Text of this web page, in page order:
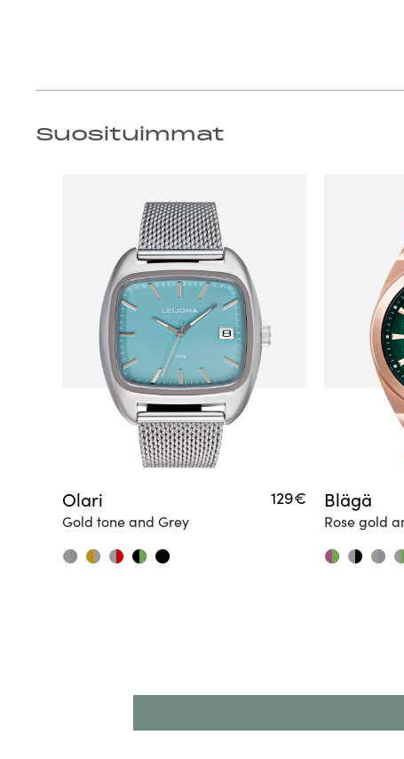
Suosituimmat
Olari 129€
Gold tone and Grey
Blägä
Rose gold